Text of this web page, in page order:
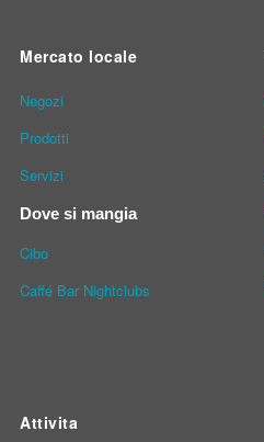
Mercato locale
Νegozi
Prodotti
Servizi
Dove si mangia
Cibo
Caffé Bar Nightclubs
Attivita